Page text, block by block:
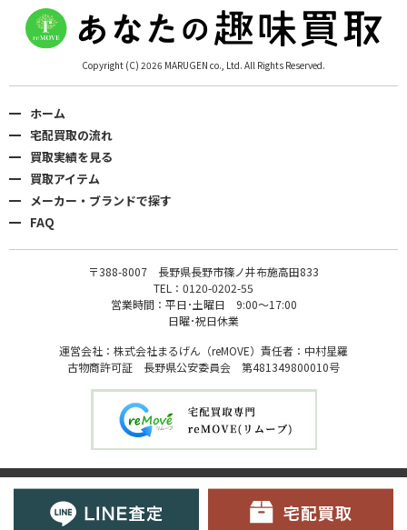
Copyright (C) 2026 MARUGEN co., Ltd. All Rights Reserved.
ホーム
宅配買取の流れ
買取実績を見る
買取アイテム
メーカー・ブランドで探す
FAQ
〒388-8007 長野県長野市篠ノ井布施高田833
TEL：0120-0202-55
営業時間：平日･土曜日 9:00〜17:00
日曜･祝日休業
運営会社：株式会社まるげん（reMOVE）責任者：中村星羅
古物商許可証 長野県公安委員会 第481349800010号